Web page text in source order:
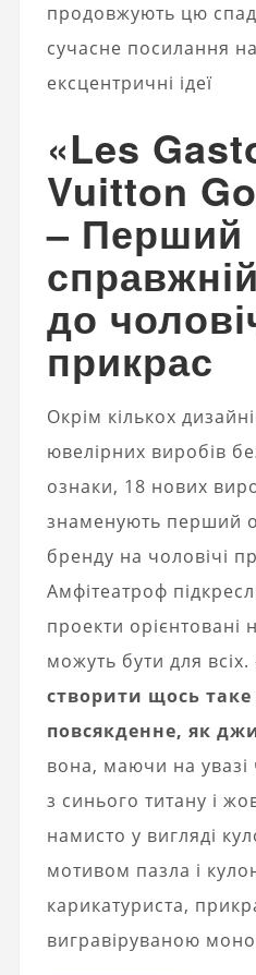
продовжують цю
сучасне посилання
ексцентричні ідеї
«Les
Vuitton
– Перший
до
прикрас
Окрім кількох
ювелірних виробів
ознаки, 18 нових
знаменують перший
бренду на чоловічі
Амфітеатроф
проекти орієнтовані
можуть бути для всіх.
створити щось таке
повсякденне, як
вона, маючи на
з синього титану і
намисто у вигляді
мотивом пазла і
карикатуриста,
вигравіруваною